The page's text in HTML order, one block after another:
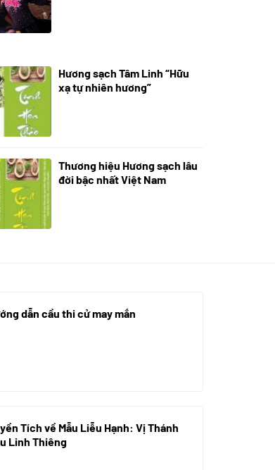
28/10/2025
Hương sạch Tâm Linh “Hữu
xạ tự nhiên hương”
18/10/2025
Thương hiệu Hương sạch lâu
đời bậc nhất Việt Nam
dẫn cầu thi cử may mắn
Tích về Mẫu Liễu Hạnh: Vị Thánh
Linh Thiêng